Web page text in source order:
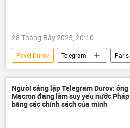
28 Tháng Bảy 2025, 20:10
Pavel Durov Telegram
Paris
Tòa án
Pháp
Thế giới
thông tin
Người sáng lập Telegram Durov: ông
Macron đang làm suy yếu nước Pháp
bằng các chính sách của mình